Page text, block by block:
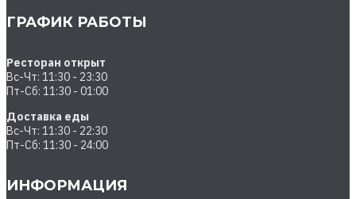
ГРАФИК РАБОТЫ
Ресторан открыт
Вс-Чт: 11:30 - 23:30
Пт-Сб: 11:30 - 01:00
Доставка еды
Вс-Чт: 11:30 - 22:30
Пт-Сб: 11:30 - 24:00
ИНФОРМАЦИЯ